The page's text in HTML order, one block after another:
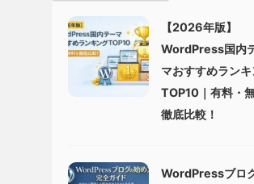
【2026年版】
WordPress国内
マおすすめラン
TOP10｜有料・
徹底比較！
WordPressブロ